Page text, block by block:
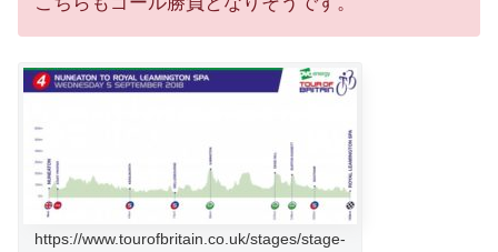
https://www.tourofbritain.co.uk/stages/stage-